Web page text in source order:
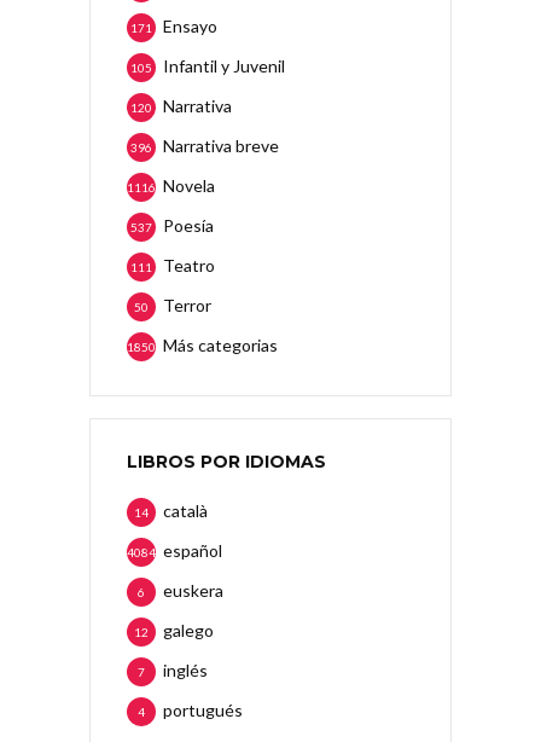
Ensayo
171
Infantil y Juvenil
105
Narrativa
120
Narrativa breve
396
Novela
1116
Poesía
537
Teatro
111
Terror
50
Más categorias
1850
LIBROS POR IDIOMAS
català
14
español
4084
euskera
6
galego
12
inglés
7
portugués
4